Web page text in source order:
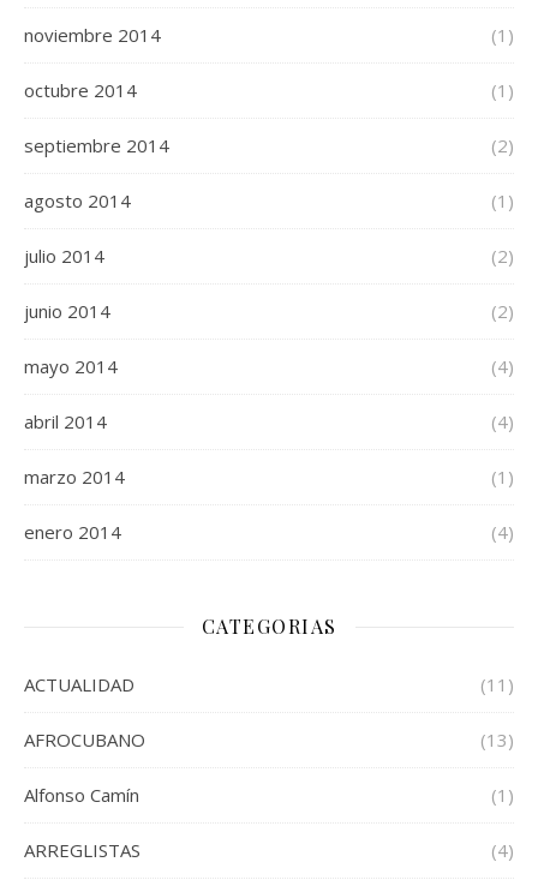
noviembre 2014 (1)
octubre 2014 (1)
septiembre 2014 (2)
agosto 2014 (1)
julio 2014 (2)
junio 2014 (2)
mayo 2014 (4)
abril 2014 (4)
marzo 2014 (1)
enero 2014 (4)
CATEGORIAS
ACTUALIDAD (11)
AFROCUBANO (13)
Alfonso Camín (1)
ARREGLISTAS (4)